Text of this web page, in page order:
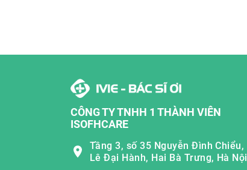
CÔNG TY TNHH 1 THÀNH VIÊN
ISOFHCARE
Tầng 3, số 35 Nguyễn Đình Chiểu,
Lê Đại Hành, Hai Bà Trưng, Hà Nội